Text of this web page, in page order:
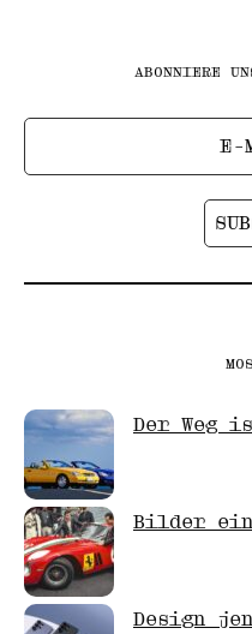
ABONNIERE
Der Weg
Bilder
Design